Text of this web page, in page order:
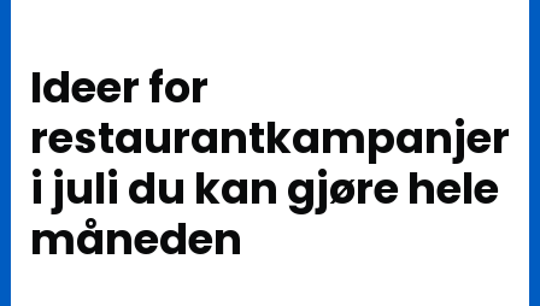
Ideer for
restaurantkampanjer
i juli du kan gjøre hele
måneden